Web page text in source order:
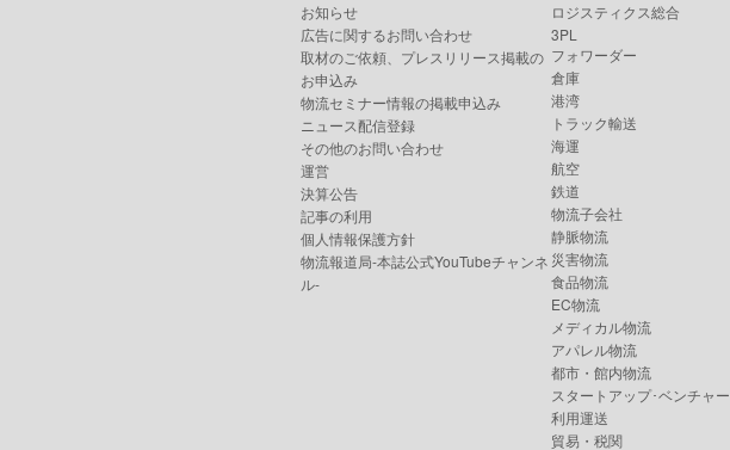
お知らせ
広告に関するお問い合わせ
取材のご依頼、プレスリリース掲載の
お申込み
物流セミナー情報の掲載申込み
ニュース配信登録
その他のお問い合わせ
運営
決算公告
記事の利用
個人情報保護方針
物流報道局-本誌公式YouTubeチャンネ
ル-
ロジスティクス総合
3PL
フォワーダー
倉庫
港湾
トラック輸送
海運
航空
鉄道
物流子会社
静脈物流
災害物流
食品物流
EC物流
メディカル物流
アパレル物流
都市・館内物流
スタートアップ･ベンチャー
利用運送
貿易・税関